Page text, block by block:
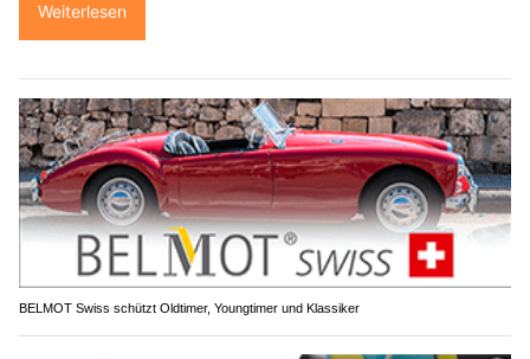
Weiterlesen
BELMOT Swiss schützt Oldtimer, Youngtimer und Klassiker